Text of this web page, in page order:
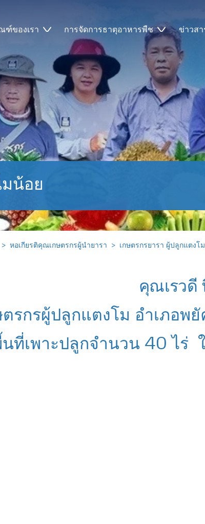
ฑ์ของเรา การจัดการธาตุอาหารพืช ข่าวสา
น้อย
หอเกียรติคุณเกษตรกรผู้นำยารา เกษตรกรยารา ผู้ปลูกแตงโม
คุณเรวดี
ตรกรผู้ปลูกแตงโม อำเภอ
ที่เพาะปลูกจำนวน 40 ไร่